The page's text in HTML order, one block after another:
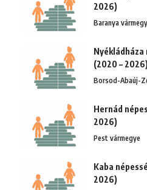
2026)
Baranya
Nyékládháza
(2020 – 2026)
Borsod-Abaúj-
Hernád
2026)
Pest vármegye
Kaba
2026)